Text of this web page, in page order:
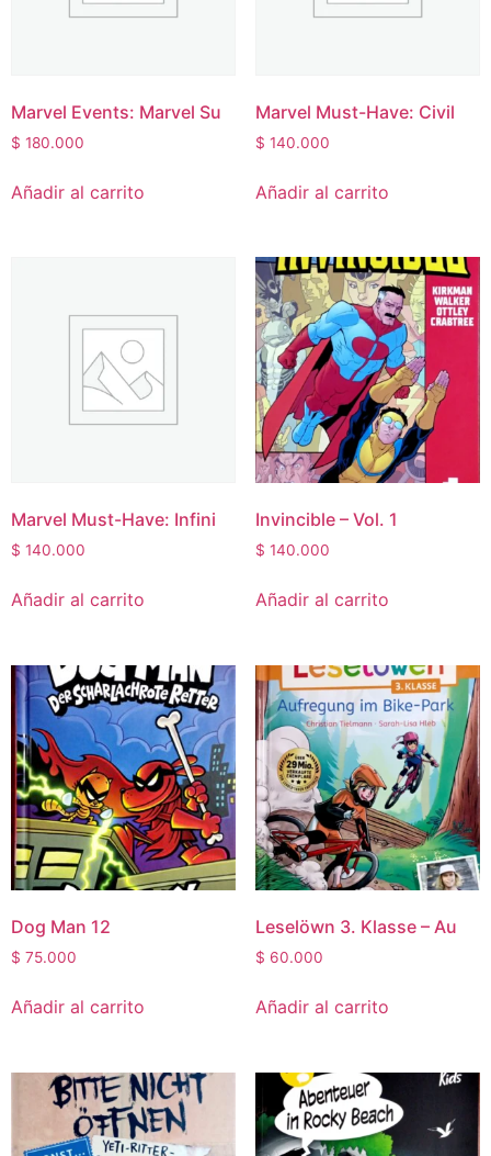
Marvel Events: Marvel Su
$ 180.000
Añadir al carrito
Marvel Must-Have: Civil
$ 140.000
Añadir al carrito
Marvel Must-Have: Infini
$ 140.000
Añadir al carrito
Invincible – Vol. 1
$ 140.000
Añadir al carrito
Dog Man 12
$ 75.000
Añadir al carrito
Leselöwn 3. Klasse – Au
$ 60.000
Añadir al carrito